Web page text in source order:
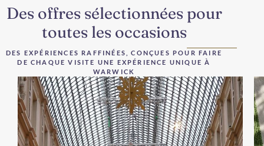
Des offres sélectionnées pour
toutes les occasions
DES EXPÉRIENCES RAFFINÉES, CONÇUES POUR FAIRE
DE CHAQUE VISITE UNE EXPÉRIENCE UNIQUE À
WARWICK